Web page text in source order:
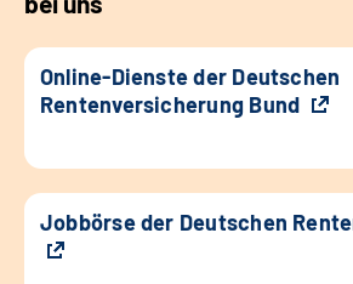
Online-Dienste der Deutschen
Rentenversicherung Bund
Jobbörse der Deutschen